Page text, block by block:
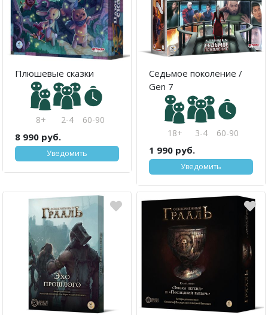
Плюшевые сказки
8+ 2-4 60-90
8 990 руб.
Уведомить
Седьмое поколение /
Gen 7
18+ 3-4 60-90
1 990 руб.
Уведомить